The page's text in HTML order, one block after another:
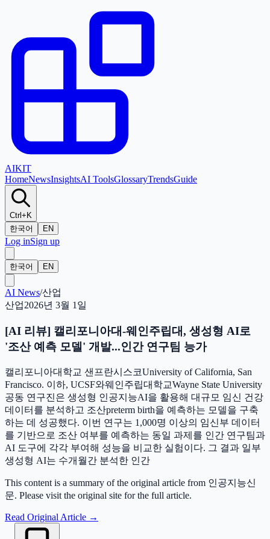
AIKIT
HomeNewsInsightsAI ToolsGlossaryTrendsGuide
Ctrl+K
한국어
EN
Log inSign up
한국어 EN
AI News/산업
산업2026년 3월 1일
[AI 리뷰] 캘리포니아대-웨인주립대, 생성형 AI로
'조산 예측 모델' 개발...인간 연구팀 능가
캘리포니아대학교 샌프란시스코University of California, San
Francisco. 이하, UCSF와웨인주립대학교Wayne State University
공동 연구진은 생성형 인공지능AI을 활용해 대규모 임신 건강
데이터를 분석하고 조산preterm birth을 예측하는 모델을 구축
하는 데 성공했다. 이번 연구는 1,000명 이상의 임신부 데이터
를 기반으로 조산 여부를 예측하는 동일 과제를 인간 연구팀과
AI 도구에 각각 부여해 성능을 비교한 실험이다. 그 결과 일부
생성형 AI는 수개월간 분석한 인간
This content is a summary of the original article from 인공지능신
문. Please visit the original site for the full article.
Read Original Article →